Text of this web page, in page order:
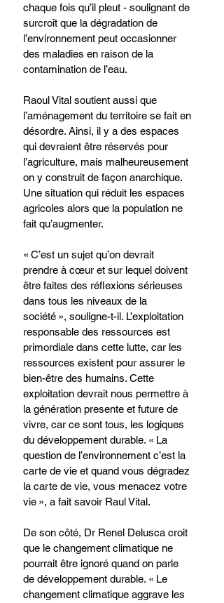
chaque fois qu’il pleut - soulignant de
surcroît que la dégradation de
l’environnement peut occasionner
des maladies en raison de la
contamination de l’eau.
Raoul Vital soutient aussi que
l’aménagement du territoire se fait en
désordre. Ainsi, il y a des espaces
qui devraient être réservés pour
l’agriculture, mais malheureusement
on y construit de façon anarchique.
Une situation qui réduit les espaces
agricoles alors que la population ne
fait qu’augmenter.
« C’est un sujet qu’on devrait
prendre à cœur et sur lequel doivent
être faites des réflexions sérieuses
dans tous les niveaux de la
société », souligne-t-il. L’exploitation
responsable des ressources est
primordiale dans cette lutte, car les
ressources existent pour assurer le
bien-être des humains. Cette
exploitation devrait nous permettre à
la génération presente et future de
vivre, car ce sont tous, les logiques
du développement durable. « La
question de l’environnement c’est la
carte de vie et quand vous dégradez
la carte de vie, vous menacez votre
vie », a fait savoir Raul Vital.
De son côté, Dr Renel Delusca croit
que le changement climatique ne
pourrait être ignoré quand on parle
de développement durable. « Le
changement climatique aggrave les